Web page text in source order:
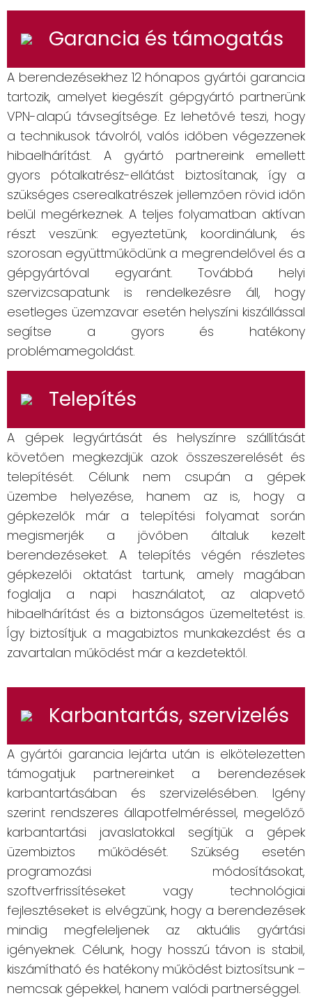
Garancia és támogatás
A berendezésekhez 12 hónapos gyártói garancia
tartozik, amelyet kiegészít gépgyártó partnerünk
VPN-alapú távsegítsége. Ez lehetővé teszi, hogy
a technikusok távolról, valós időben végezzenek
hibaelhárítást. A gyártó partnereink emellett
gyors pótalkatrész-ellátást biztosítanak, így a
szükséges cserealkatrészek jellemzően rövid időn
belül megérkeznek. A teljes folyamatban aktívan
részt veszünk: egyeztetünk, koordinálunk, és
szorosan együttműködünk a megrendelővel és a
gépgyártóval egyaránt. Továbbá helyi
szervizcsapatunk is rendelkezésre áll, hogy
esetleges üzemzavar esetén helyszíni kiszállással
segítse a gyors és hatékony
problémamegoldást.
Telepítés
A gépek legyártását és helyszínre szállítását
követően megkezdjük azok összeszerelését és
telepítését. Célunk nem csupán a gépek
üzembe helyezése, hanem az is, hogy a
gépkezelők már a telepítési folyamat során
megismerjék a jövőben általuk kezelt
berendezéseket. A telepítés végén részletes
gépkezelői oktatást tartunk, amely magában
foglalja a napi használatot, az alapvető
hibaelhárítást és a biztonságos üzemeltetést is.
Így biztosítjuk a magabiztos munkakezdést és a
zavartalan működést már a kezdetektől.
Karbantartás, szervizelés
A gyártói garancia lejárta után is elkötelezetten
támogatjuk partnereinket a berendezések
karbantartásában és szervizelésében. Igény
szerint rendszeres állapotfelméréssel, megelőző
karbantartási javaslatokkal segítjük a gépek
üzembiztos működését. Szükség esetén
programozási módosításokat,
szoftverfrissítéseket vagy technológiai
fejlesztéseket is elvégzünk, hogy a berendezések
mindig megfeleljenek az aktuális gyártási
igényeknek. Célunk, hogy hosszú távon is stabil,
kiszámítható és hatékony működést biztosítsunk –
nemcsak gépekkel, hanem valódi partnerséggel.